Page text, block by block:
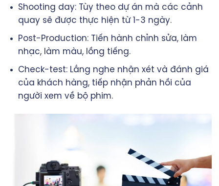
Shooting day: Tùy theo dự án mà các cảnh
quay sẽ được thực hiện từ 1-3 ngày.
Post-Production: Tiến hành chỉnh sửa, làm
nhạc, làm màu, lồng tiếng.
Check-test: Lắng nghe nhận xét và đánh giá
của khách hàng, tiếp nhận phản hồi của
người xem về bộ phim.